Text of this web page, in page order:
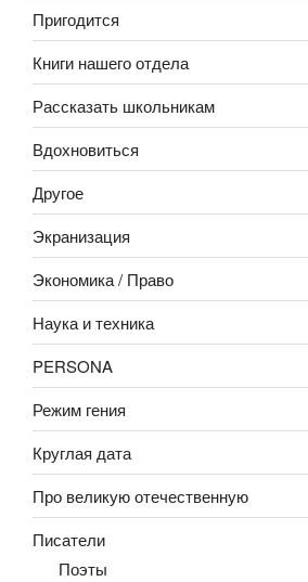
Пригодится
Книги нашего отдела
Рассказать школьникам
Вдохновиться
Другое
Экранизация
Экономика / Право
Наука и техника
PERSONA
Режим гения
Круглая дата
Про великую отечественную
Писатели
Поэты